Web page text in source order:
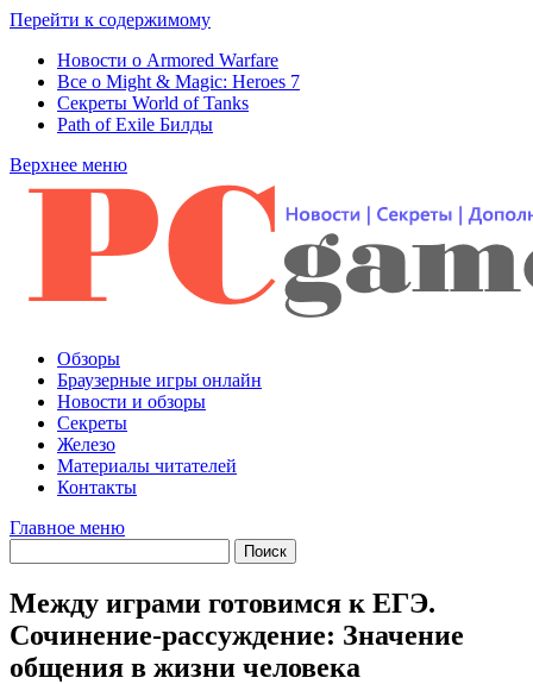
Перейти к содержимому
Новости о Armored Warfare
Все о Might & Magic: Heroes 7
Секреты World of Tanks
Path of Exile Билды
Верхнее меню
Обзоры
Браузерные игры онлайн
Новости и обзоры
Секреты
Железо
Материалы читателей
Контакты
Главное меню
Между играми готовимся к ЕГЭ.
Сочинение-рассуждение: Значение
общения в жизни человека